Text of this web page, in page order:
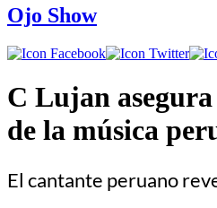
Ojo Show
C Lujan
de la música
El cantante peruano